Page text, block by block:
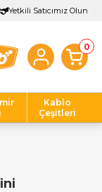
Yetkili Satıcımız Olun
0
Kablo
Çeşitleri